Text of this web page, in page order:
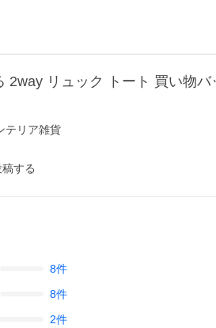
2way リュック トート 買い物
テリア雑貨
する
8件
8件
2件